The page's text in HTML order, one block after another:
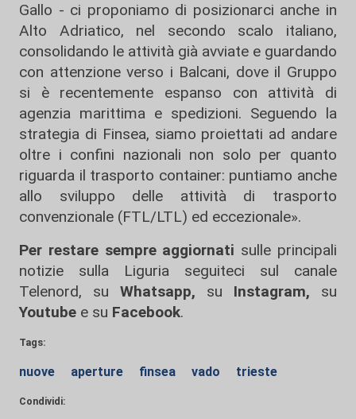
Gallo - ci proponiamo di posizionarci anche in
Alto Adriatico, nel secondo scalo italiano,
consolidando le attività già avviate e guardando
con attenzione verso i Balcani, dove il Gruppo
si è recentemente espanso con attività di
agenzia marittima e spedizioni. Seguendo la
strategia di Finsea, siamo proiettati ad andare
oltre i confini nazionali non solo per quanto
riguarda il trasporto container: puntiamo anche
allo sviluppo delle attività di trasporto
convenzionale (FTL/LTL) ed eccezionale».
Per restare sempre aggiornati sulle principali
notizie sulla Liguria seguiteci sul canale
Telenord, su
Whatsapp, su Instagram, su
Youtube e su Facebook.
Tags:
nuove aperture finsea vado trieste
Condividi: